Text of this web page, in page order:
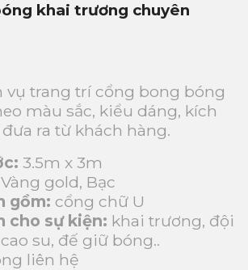
khai trương chuyên
vụ trang trí cổng bong bóng
màu sắc, kiểu dáng, kích
ra từ khách hàng.
3.5m x 3m
Vàng gold, Bạc
gồm: cổng chữ U
cho sự kiện: khai trương, đội
su, đế giữ bóng..
liên hệ